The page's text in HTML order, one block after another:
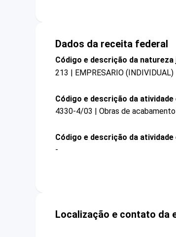
Dados da receita federal
Código e descrição da natureza
213 | EMPRESARIO (INDIVIDUAL)
Código e descrição da
4330-4/03 | Obras de
Código e descrição da
-
Localização e contato da